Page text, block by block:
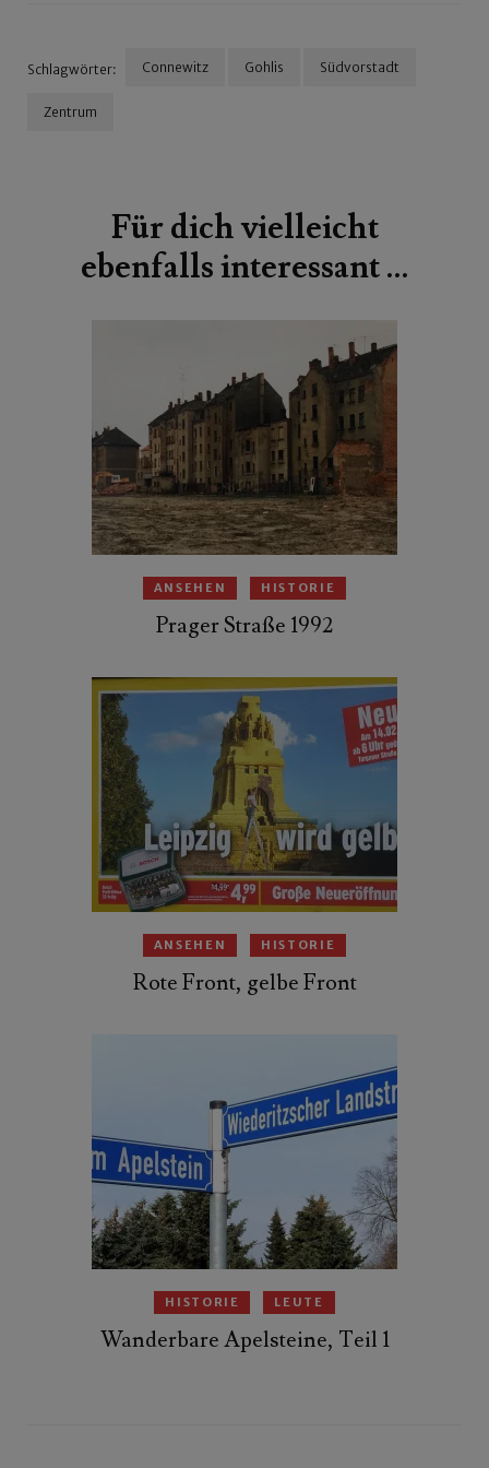
Schlagwörter: Connewitz Gohlis Südvorstadt
Zentrum
Für dich vielleicht
ebenfalls interessant …
ANSEHEN HISTORIE
Prager Straße 1992
ANSEHEN HISTORIE
Rote Front, gelbe Front
HISTORIE LEUTE
Wanderbare Apelsteine, Teil 1